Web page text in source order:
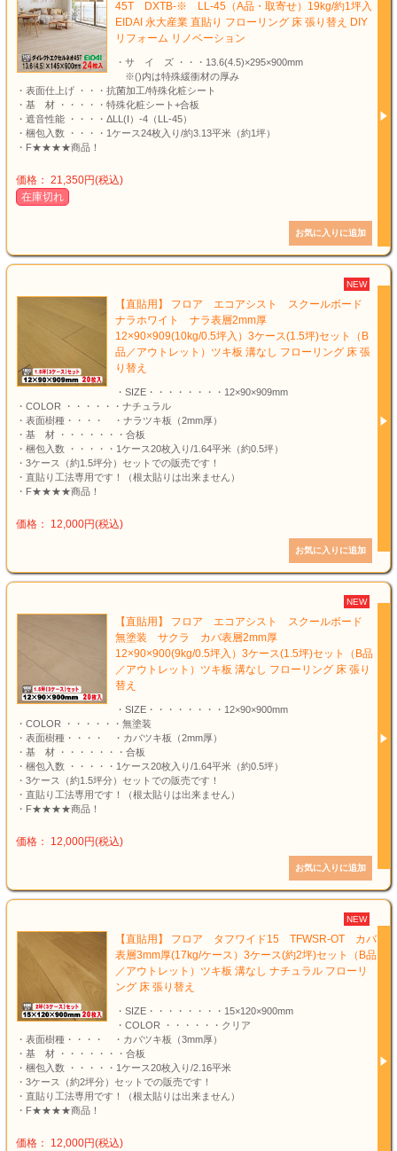
45T DXTB-※ LL-45（A品・取寄せ）19kg/約1坪入
EIDAI 永大産業 直貼り フローリング 床 張り替え DIY
リフォーム リノベーション
・サ イ ズ ・・・13.6(4.5)×295×900mm
※()内は特殊緩衝材の厚み
・表面仕上げ ・・・抗菌加工/特殊化粧シート
・基 材 ・・・・・特殊化粧シート+合板
・遮音性能 ・・・・ΔLL(I）-4（LL-45）
・梱包入数 ・・・・1ケース24枚入り/約3.13平米（約1坪）
・F★★★★商品！
価格： 21,350円(税込)
在庫切れ
NEW
【直貼用】 フロア エコアシスト スクールボード
ナラホワイト ナラ表層2mm厚
12×90×909(10kg/0.5坪入）3ケース(1.5坪)セット（B
品／アウトレット）ツキ板 溝なし フローリング 床 張
り替え
・SIZE・・・・・・・・12×90×909mm
・COLOR ・・・・・・ナチュラル
・表面樹種・・・・ ・ナラツキ板（2mm厚）
・基 材 ・・・・・・・合板
・梱包入数 ・・・・・1ケース20枚入り/1.64平米（約0.5坪）
・3ケース（約1.5坪分）セットでの販売です！
・直貼り工法専用です！（根太貼りは出来ません）
・F★★★★商品！
価格： 12,000円(税込)
NEW
【直貼用】 フロア エコアシスト スクールボード
無塗装 サクラ カバ表層2mm厚
12×90×900(9kg/0.5坪入）3ケース(1.5坪)セット（B品
／アウトレット）ツキ板 溝なし フローリング 床 張り
替え
・SIZE・・・・・・・・12×90×900mm
・COLOR ・・・・・・無塗装
・表面樹種・・・・ ・カバツキ板（2mm厚）
・基 材 ・・・・・・・合板
・梱包入数 ・・・・・1ケース20枚入り/1.64平米（約0.5坪）
・3ケース（約1.5坪分）セットでの販売です！
・直貼り工法専用です！（根太貼りは出来ません）
・F★★★★商品！
価格： 12,000円(税込)
NEW
【直貼用】 フロア タフワイド15 TFWSR-OT カバ
表層3mm厚(17kg/ケース）3ケース(約2坪)セット（B品
／アウトレット）ツキ板 溝なし ナチュラル フローリ
ング 床 張り替え
・SIZE・・・・・・・・15×120×900mm
・COLOR ・・・・・・クリア
・表面樹種・・・・ ・カバツキ板（3mm厚）
・基 材 ・・・・・・・合板
・梱包入数 ・・・・・1ケース20枚入り/2.16平米
・3ケース（約2坪分）セットでの販売です！
・直貼り工法専用です！（根太貼りは出来ません）
・F★★★★商品！
価格： 12,000円(税込)